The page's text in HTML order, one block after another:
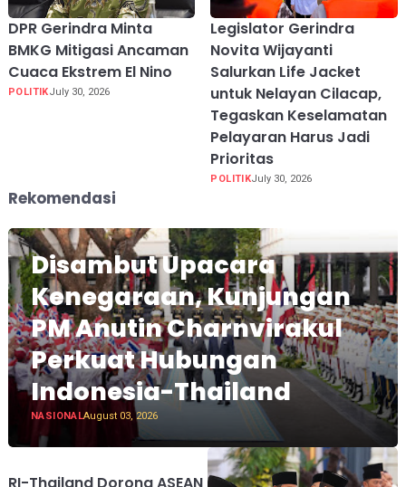
DPR Gerindra Minta
BMKG Mitigasi Ancaman
Cuaca Ekstrem El Nino
POLITIKJuly 30, 2026
Legislator Gerindra
Novita Wijayanti
Salurkan Life Jacket
untuk Nelayan Cilacap,
Tegaskan Keselamatan
Pelayaran Harus Jadi
Prioritas
POLITIKJuly 30, 2026
Rekomendasi
Disambut Upacara
Kenegaraan, Kunjungan
PM Anutin Charnvirakul
Perkuat Hubungan
Indonesia-Thailand
NASIONALAugust 03, 2026
RI-Thailand Dorong ASEAN